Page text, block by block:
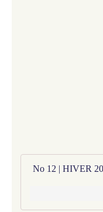
No 12 | HIVER